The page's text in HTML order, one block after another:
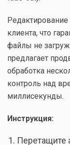
Редактирование
клиента, что
файлы не
предлагает
обработка
контроль над
миллисекунды.
Инструкция: